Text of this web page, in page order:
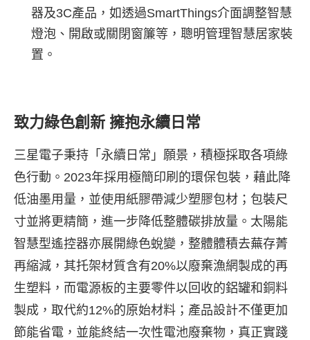
器及3C產品，如透過SmartThings介面調整智慧
燈泡、開啟或關閉窗簾等，聰明管理智慧居家裝
置。
致力綠色創新 擁抱永續日常
三星電子秉持「永續日常」願景，積極採取各項綠
色行動。2023年採用極簡印刷的環保包裝，藉此降
低油墨用量，並使用紙膠帶減少塑膠包材；包裝尺
寸並將更精簡，進一步降低整體碳排放量。太陽能
智慧型遙控器亦展開綠色蛻變，整體體積去蕪存菁
再縮減，其托架材質含有20%以廢棄漁網製成的再
生塑料，而電源板的主要零件以回收的鋁罐和銅料
製成，取代約12%的原始材料；產品設計不僅更加
節能省電，並能終結一次性電池廢棄物，真正實踐